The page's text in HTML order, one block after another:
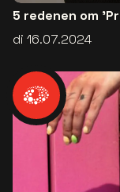
5 redenen om
di 16.07.2024